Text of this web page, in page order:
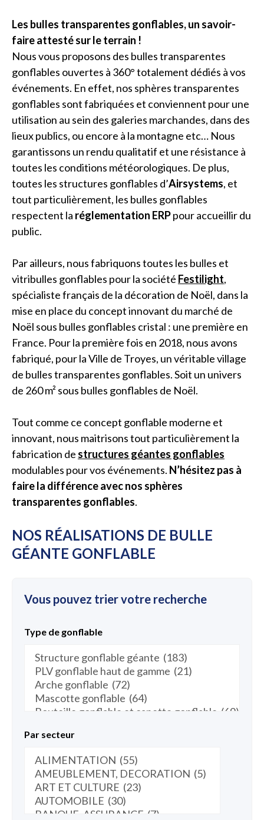
Les bulles transparentes gonflables, un savoir-
faire attesté sur le terrain !
Nous vous proposons des bulles transparentes
gonflables ouvertes à 360° totalement dédiés à vos
événements. En effet, nos sphères transparentes
gonflables sont fabriquées et conviennent pour une
utilisation au sein des galeries marchandes, dans des
lieux publics, ou encore à la montagne etc… Nous
garantissons un rendu qualitatif et une résistance à
toutes les conditions météorologiques. De plus,
toutes les structures gonflables d’Airsystems, et
tout particulièrement, les bulles gonflables
respectent la réglementation ERPpour accueillir du
public.
Par ailleurs, nous fabriquons toutes les bulles et
vitribulles gonflables pour la société Festilight,
spécialiste français de la décoration de Noël, dans la
mise en place du concept innovant du marché de
Noël sous bulles gonflables cristal : une première en
France. Pour la première fois en 2018, nous avons
fabriqué, pour la Ville de Troyes, un véritable village
de bulles transparentes gonflables. Soit un univers
de 260 m² sous bulles gonflables de Noël.
Tout comme ce concept gonflable moderne et
innovant, nous maitrisons tout particulièrement la
fabrication de structures géantes gonflables
modulables pour vos événements. N’hésitez pas à
faire la différence avec nos sphères
transparentes gonflables.
NOS RÉALISATIONS DE BULLE
GÉANTE GONFLABLE
Vous pouvez trier votre recherche
Type de gonflable
Par secteur